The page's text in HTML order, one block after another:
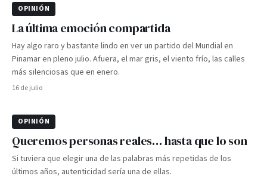
OPINIÓN
La última emoción compartida
Hay algo raro y bastante lindo en ver un partido del Mundial en
Pinamar en pleno julio. Afuera, el mar gris, el viento frío, las calles
más silenciosas que en enero.
16 de julio
OPINIÓN
Queremos personas reales… hasta que lo son
Si tuviera que elegir una de las palabras más repetidas de los
últimos años, autenticidad sería una de ellas.